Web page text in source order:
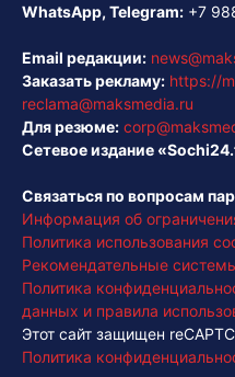
WhatsApp, Telegram: +7
Email редакции:
Заказать рекламу: https://
reclama@maksmedia.ru
Для резюме:
Сетевое издание
Связаться по вопросам
Информация об
Политика использования
Рекомендательные
Политика
данных и правила
Этот сайт защищен
Политика